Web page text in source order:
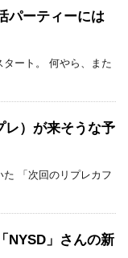
パーティーには
ート。 何やら、また
レ）が来そうな予
「次回のリプレカフ
NYSD」さんの新